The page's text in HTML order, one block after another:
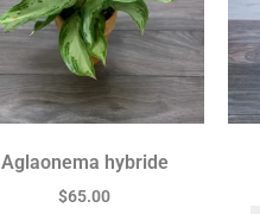
Aglaonema hybride
$65.00